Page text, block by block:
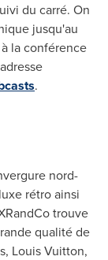
du carré. On
jusqu'au
la conférence
.
nord-
rétro ainsi
trouve
qualité de
Louis Vuitton,